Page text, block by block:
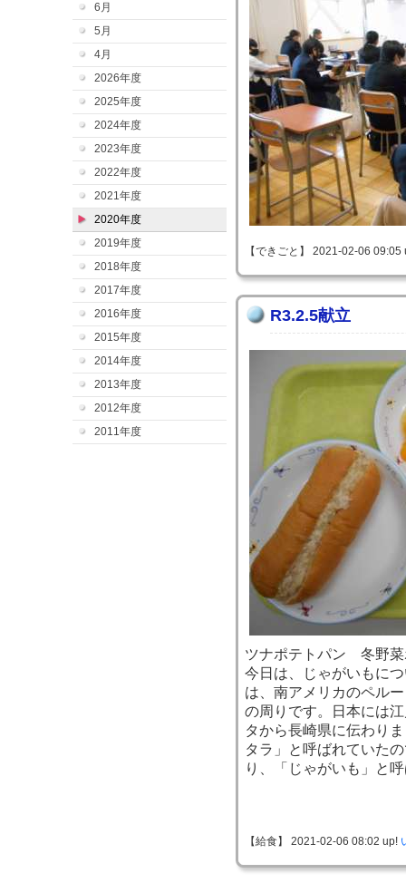
6月
5月
4月
2026年度
2025年度
2024年度
2023年度
2022年度
2021年度
2020年度
2019年度
2018年度
2017年度
2016年度
2015年度
2014年度
2013年度
2012年度
2011年度
【できごと】 2021-02-06
R3.2.5献立
ツナポテトパン 冬野
今日は、じゃがいもに
は、南アメリカのペル
の周りです。日本には
タから長崎県に伝わり
タラ」と呼ばれていた
り、「じゃがいも」と
【給食】 2021-02-06 08:02 up!